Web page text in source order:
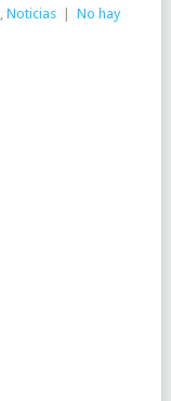
, Noticias
No hay